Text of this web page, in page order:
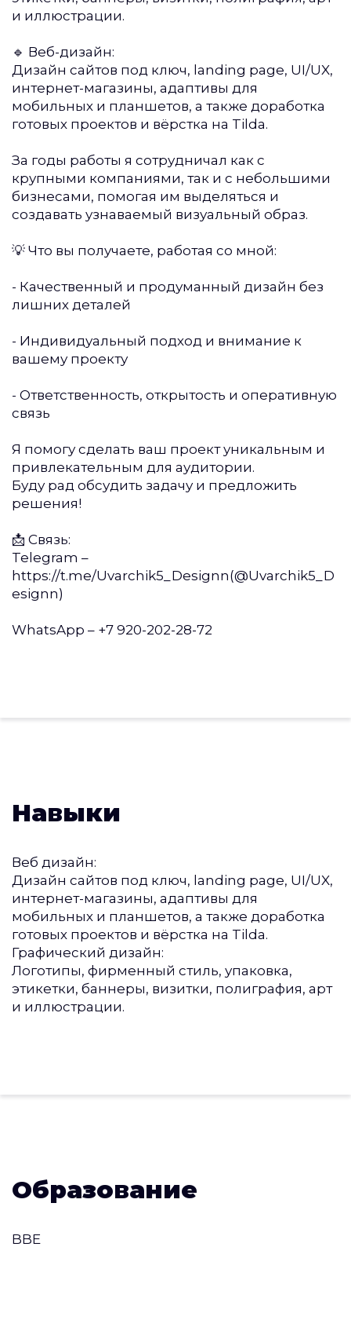
и иллюстрации.
🔹 Веб-дизайн:
Дизайн сайтов под ключ, landing page, UI/UX,
интернет-магазины, адаптивы для
мобильных и планшетов, а также доработка
готовых проектов и вёрстка на Tilda.
За годы работы я сотрудничал как с
крупными компаниями, так и с небольшими
бизнесами, помогая им выделяться и
создавать узнаваемый визуальный образ.
💡 Что вы получаете, работая со мной:
- Качественный и продуманный дизайн без
лишних деталей
- Индивидуальный подход и внимание к
вашему проекту
- Ответственность, открытость и оперативную
связь
Я помогу сделать ваш проект уникальным и
привлекательным для аудитории.
Буду рад обсудить задачу и предложить
решения!
📩 Связь:
Telegram –
https://t.me/Uvarchik5_Designn(@Uvarchik5_D
esignn)
WhatsApp – +7 920-202-28-72
Навыки
Веб дизайн:
Дизайн сайтов под ключ, landing page, UI/UX,
интернет-магазины, адаптивы для
мобильных и планшетов, а также доработка
готовых проектов и вёрстка на Tilda.
Графический дизайн:
Логотипы, фирменный стиль, упаковка,
этикетки, баннеры, визитки, полиграфия, арт
и иллюстрации.
Образование
BBE